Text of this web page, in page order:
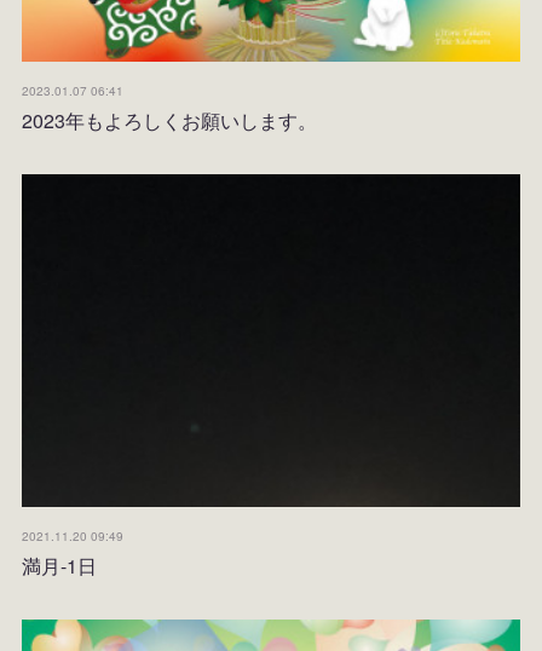
2023.01.07 06:41
2023年もよろしくお願いします。
2021.11.20 09:49
満月-1日